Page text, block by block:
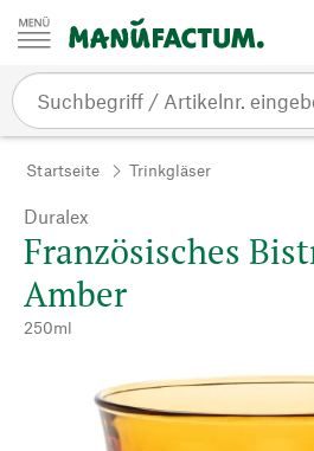
Zum Inhalt springen
Startseite Trinkgläser
Duralex
Französisches
Amber
250ml